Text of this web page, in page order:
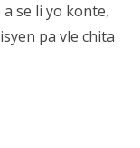
se li yo konte,
pa vle chita